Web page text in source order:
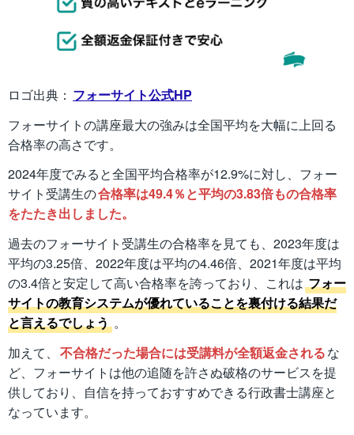
ロゴ出典： フォーサイト公式HP
フォーサイトの講座最大の強みは全国平均を大幅に上回る
合格率の高さです。
2024年度でみると全国平均合格率が12.9%に対し、フォー
サイト受講生の合格率は49.4％と平均の3.83倍もの合格率
をたたき出しました。
過去のフォーサイト受講生の合格率を見ても、2023年度は
平均の3.25倍、2022年度は平均の4.46倍、2021年度は平均
の3.4倍と安定して高い合格率を誇っており、これは フォー
サイトの教育システムが優れていることを裏付ける結果だ
と言えるでしょう 。
加えて、 不合格だった場合には受講料が全額返金されるな
ど、フォーサイトは他の追随を許さぬ破格のサービスを提
供しており、自信を持っておすすめできる行政書士講座と
なっています。